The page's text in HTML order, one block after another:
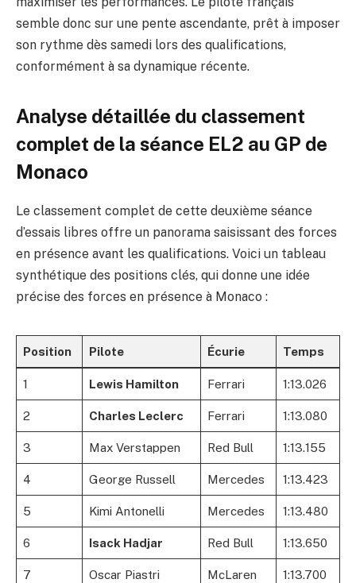
semble donc sur une pente ascendante, prêt à imposer
son rythme dès samedi lors des qualifications,
conformément à sa dynamique récente.
Analyse détaillée du classement
complet de la séance EL2 au GP de
Monaco
Le classement complet de cette deuxième séance
d’essais libres offre un panorama saisissant des forces
en présence avant les qualifications. Voici un tableau
synthétique des positions clés, qui donne une idée
précise des forces en présence à Monaco :
Position Pilote Écurie Temps
1 Lewis Hamilton Ferrari 1:13.026
2 Charles Leclerc Ferrari 1:13.080
3 Max Verstappen Red Bull 1:13.155
4 George Russell Mercedes 1:13.423
5 Kimi Antonelli Mercedes 1:13.480
6 Isack Hadjar Red Bull 1:13.650
7 Oscar Piastri McLaren 1:13.700